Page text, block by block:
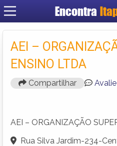
Encontra
AEI –
ENSINO LTDA
Compartilhar
AEI – ORGANIZAÇÃO
Rua Silva Jardim-234-